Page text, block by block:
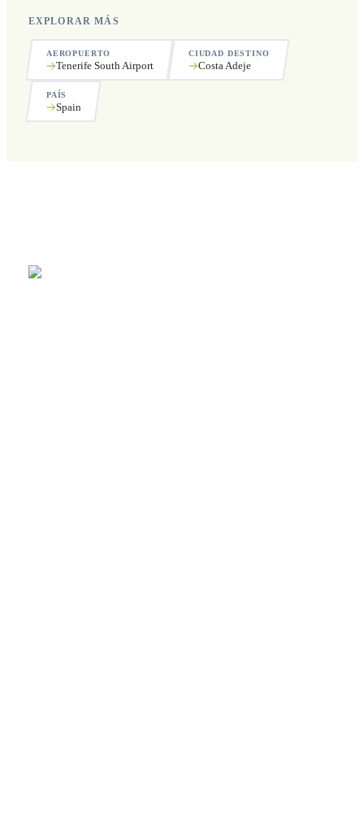
EXPLORAR MÁS
AEROPUERTO
Tenerife South Airport
CIUDAD DESTINO
Costa Adeje
PAÍS
Spain